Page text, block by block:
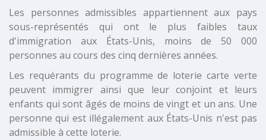
Les personnes admissibles appartiennent aux pays
sous-représentés qui ont le plus faibles taux
d'immigration aux États-Unis, moins de 50 000
personnes au cours des cinq dernières années.
Les requérants du programme de loterie carte verte
peuvent immigrer ainsi que leur conjoint et leurs
enfants qui sont âgés de moins de vingt et un ans. Une
personne qui est illégalement aux États-Unis n'est pas
admissible à cette loterie.